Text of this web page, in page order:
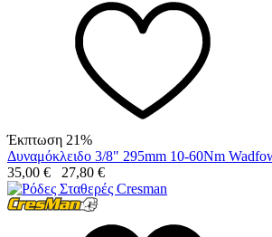
Έκπτωση 21%
Δυναμόκλειδο 3/8" 295mm 10-60Nm
35,00 € 27,80 €